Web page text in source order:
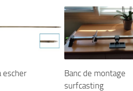
escher
Banc de montage
surfcasting